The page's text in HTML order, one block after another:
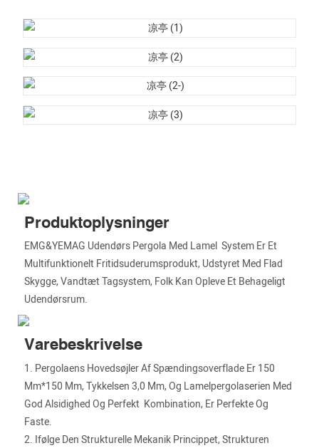
Produktoplysninger
EMG&YEMAG Udendørs Pergola Med Lamel System Er Et
Multifunktionelt Fritidsuderumsprodukt, Udstyret Med Flad
Skygge, Vandtæt Tagsystem, Folk Kan Opleve Et Behageligt
Udendørsrum.
Varebeskrivelse
1. Pergolaens Hovedsøjler Af Spændingsoverflade Er 150
Mm*150 Mm, Tykkelsen 3,0 Mm, Og Lamelpergolaserien Med
God Alsidighed Og Perfekt Kombination, Er Perfekte Og
Faste.
2. Ifølge Den Strukturelle Mekanik Princippet, Strukturen